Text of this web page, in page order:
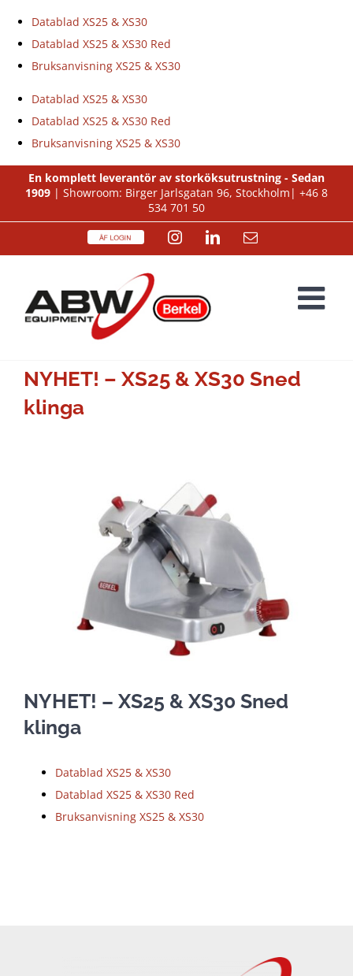
Datablad XS25 & XS30
Datablad XS25 & XS30 Red
Bruksanvisning XS25 & XS30
Datablad XS25 & XS30
Datablad XS25 & XS30 Red
Bruksanvisning XS25 & XS30
Fortsätt
innehållet
En komplett leverantör av storköksutrustning - Sedan
1909 | Showroom: Birger Jarlsgatan 96, Stockholm| +46 8
534 701 50
ÅF
InstagramLinkedIn
E-
NYHET! – XS25 & XS30 Sned
klinga
NYHET! – XS25 & XS30 Sned
klinga
Datablad XS25 & XS30
Datablad XS25 & XS30 Red
Bruksanvisning XS25 & XS30